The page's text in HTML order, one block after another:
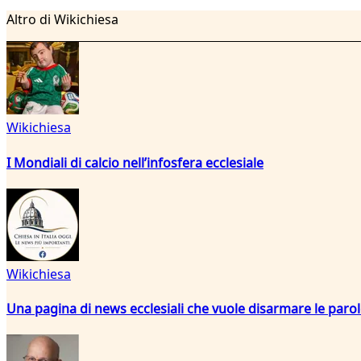
Altro di Wikichiesa
Wikichiesa
I Mondiali di calcio nell’infosfera ecclesiale
Wikichiesa
Una pagina di news ecclesiali che vuole disarmare le